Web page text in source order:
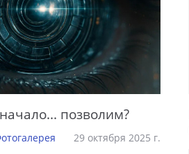
позволим?
29 октября 2025 г.